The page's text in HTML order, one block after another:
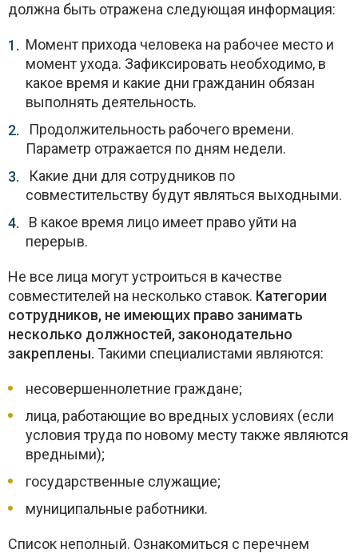
должна быть отражена следующая информация:
Момент прихода человека на рабочее место и
момент ухода. Зафиксировать необходимо, в
какое время и какие дни гражданин обязан
выполнять деятельность.
Продолжительность рабочего времени.
Параметр отражается по дням недели.
Какие дни для сотрудников по
совместительству будут являться выходными.
В какое время лицо имеет право уйти на
перерыв.
Не все лица могут устроиться в качестве
совместителей на несколько ставок. Категории
сотрудников, не имеющих право занимать
несколько должностей, законодательно
закреплены. Такими специалистами являются:
несовершеннолетние граждане;
лица, работающие во вредных условиях (если
условия труда по новому месту также являются
вредными);
государственные служащие;
муниципальные работники.
Список неполный. Ознакомиться с перечнем